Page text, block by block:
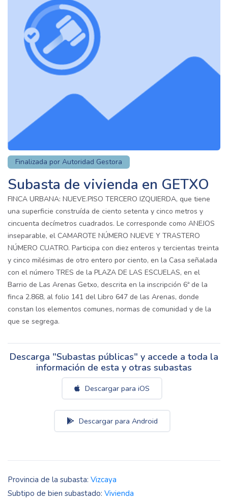
Finalizada por Autoridad Gestora
Subasta de vivienda en GETXO
FINCA URBANA: NUEVE.PISO TERCERO IZQUIERDA, que tiene
una superficie construída de ciento setenta y cinco metros y
cincuenta decímetros cuadrados. Le corresponde como ANEJOS
inseparable, el CAMAROTE NÚMERO NUEVE Y TRASTERO
NÚMERO CUATRO. Participa con diez enteros y tercientas treinta
y cinco milésimas de otro entero por ciento, en la Casa señalada
con el número TRES de la PLAZA DE LAS ESCUELAS, en el
Barrio de Las Arenas Getxo, descrita en la inscripción 6ª de la
finca 2.868, al folio 141 del Libro 647 de las Arenas, donde
constan los elementos comunes, normas de comunidad y de la
que se segrega.
Descarga "Subastas públicas" y accede a toda la
información de esta y otras subastas
Descargar para iOS
Descargar para Android
Provincia de la subasta: Vizcaya
Subtipo de bien subastado: Vivienda